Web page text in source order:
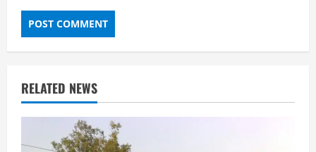
RELATED NEWS